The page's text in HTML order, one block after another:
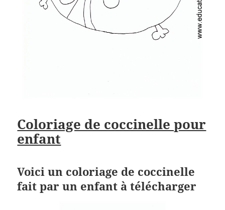
Coloriage de coccinelle pour
enfant
Voici un coloriage de coccinelle
fait par un enfant à télécharger